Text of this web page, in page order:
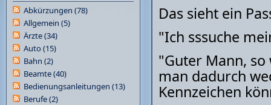
Das sieht ein
"Ich sssuche
"Guter Mann,
man dadurch
Kennzeichen
Abkürzungen (78)
Allgemein (5)
Ärzte(34)
Auto(15)
Bahn (2)
Beamte(40)
Bedienungsanleitungen (13)
Berufe(2)